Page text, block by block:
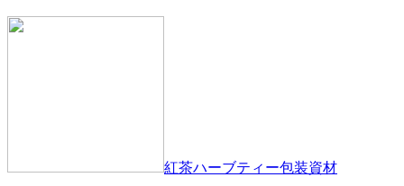
紅茶ハーブティー包装資材